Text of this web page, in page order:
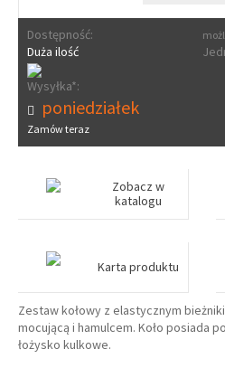
Dostępność:
Duża ilość
Wysyłka*:
poniedziałek
Zamów teraz
Zobacz w
katalogu
Karta produktu
Zestaw kołowy z elastycznym
mocującą i hamulcem. Koło posiada
łożysko kulkowe.